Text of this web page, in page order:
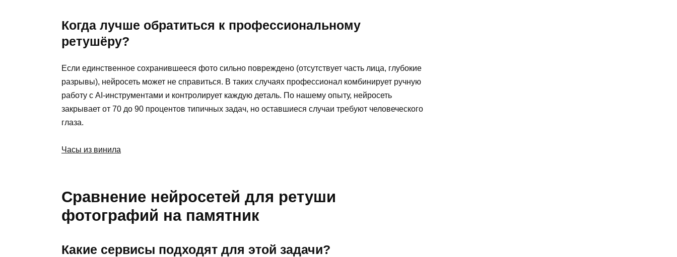
Когда лучше обратиться к профессиональному
ретушёру?
Если единственное сохранившееся фото сильно повреждено (отсутствует часть лица, глубокие
разрывы), нейросеть может не справиться. В таких случаях профессионал комбинирует ручную
работу с AI-инструментами и контролирует каждую деталь. По нашему опыту, нейросеть
закрывает от 70 до 90 процентов типичных задач, но оставшиеся случаи требуют человеческого
глаза.
Часы из винила
Сравнение нейросетей для ретуши
фотографий на памятник
Какие сервисы подходят для этой задачи?